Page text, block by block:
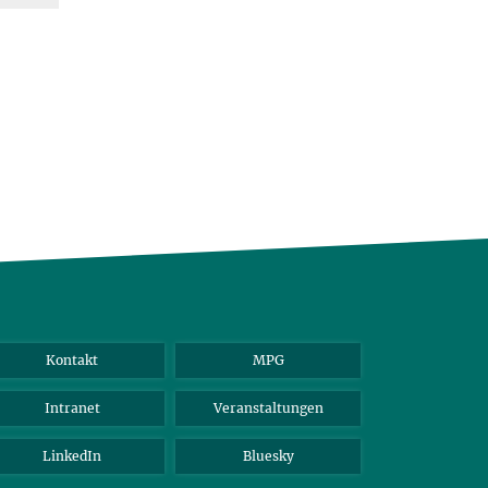
Kontakt MPG
Intranet Veranstaltungen
LinkedIn Bluesky